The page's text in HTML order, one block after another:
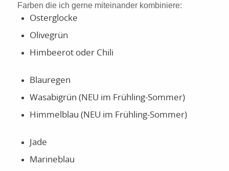
Farben die ich gerne miteinander kombiniere:
Osterglocke
Olivegrün
Himbeerot oder Chili
Blauregen
Wasabigrün (NEU im Frühling-Sommer)
Himmelblau (NEU im Frühling-Sommer)
Jade
Marineblau